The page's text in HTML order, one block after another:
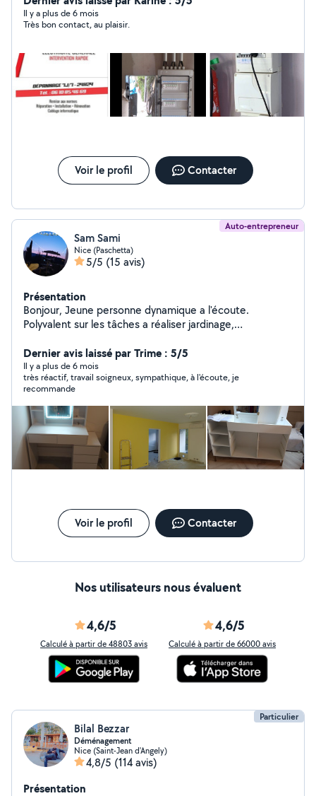
motorisation de portail Agreer IRVE (installateur de
borne de recharge) Courant fort, courant faible Et
service comme debarras A bientôt!!!
Il y a plus de 6 mois
Très bon contact, au plaisir.
Voir le profil Contacter
Auto-entrepreneur
Sam Sami
Nice (Paschetta)
5/5 (15 avis)
Présentation
Bonjour, Jeune personne dynamique a l'écoute.
Polyvalent sur les tâches a réaliser jardinage,
mécanique. Cordialement
Dernier avis laissé par Trime : 5/5
Il y a plus de 6 mois
très réactif, travail soigneux, sympathique, à l'écoute, je
recommande
Voir le profil Contacter
Nos utilisateurs nous évaluent
4,6/5
Calculé à partir de 48803 avis
4,6/5
Calculé à partir de 66000 avis
Particulier
Bilal Bezzar
Déménagement
Nice (Saint-Jean d'Angely)
4,8/5 (114 avis)
Présentation